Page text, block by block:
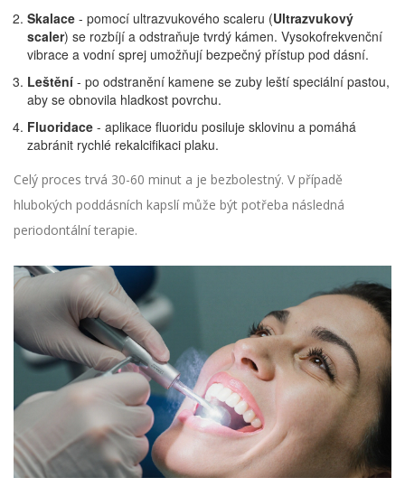
Skalace - pomocí ultrazvukového scaleru (Ultrazvukový
scaler) se rozbíjí a odstraňuje tvrdý kámen. Vysokofrekvenční
vibrace a vodní sprej umožňují bezpečný přístup pod dásní.
Leštění - po odstranění kamene se zuby leští speciální pastou,
aby se obnovila hladkost povrchu.
Fluoridace - aplikace fluoridu posiluje sklovinu a pomáhá
zabránit rychlé rekalcifikaci plaku.
Celý proces trvá 30-60 minut a je bezbolestný. V případě
hlubokých poddásních kapslí může být potřeba následná
periodontální terapie.